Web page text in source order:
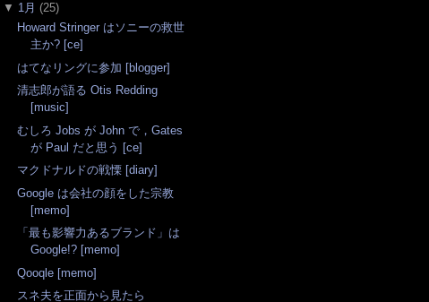
▼ 1月 (25)
Howard Stringer はソニーの救世
主か? [ce]
はてなリングに参加 [blogger]
清志郎が語る Otis Redding
[music]
むしろ Jobs が John で，Gates
が Paul だと思う [ce]
マクドナルドの戦慄 [diary]
Google は会社の顔をした宗教
[memo]
「最も影響力あるブランド」は
Google!? [memo]
Qooqle [memo]
スネ夫を正面から見たら